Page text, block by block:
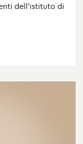
dell’istituto di